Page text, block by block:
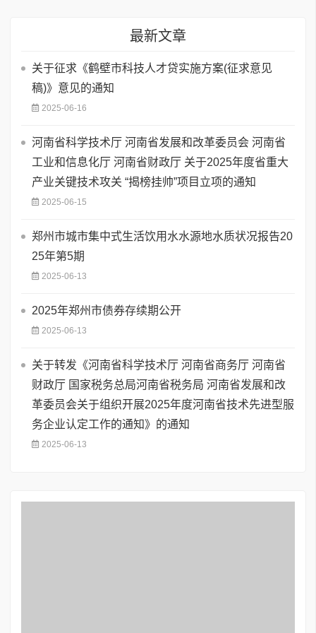
最新文章
关于征求《鹤壁市科技人才贷实施方案(征求意见
稿)》意见的通知
2025-06-16
河南省科学技术厅 河南省发展和改革委员会 河南省
工业和信息化厅 河南省财政厅 关于2025年度省重大
产业关键技术攻关 “揭榜挂帅”项目立项的通知
2025-06-15
郑州市城市集中式生活饮用水水源地水质状况报告20
25年第5期
2025-06-13
2025年郑州市债券存续期公开
2025-06-13
关于转发《河南省科学技术厅 河南省商务厅 河南省
财政厅 国家税务总局河南省税务局 河南省发展和改
革委员会关于组织开展2025年度河南省技术先进型服
务企业认定工作的通知》的通知
2025-06-13